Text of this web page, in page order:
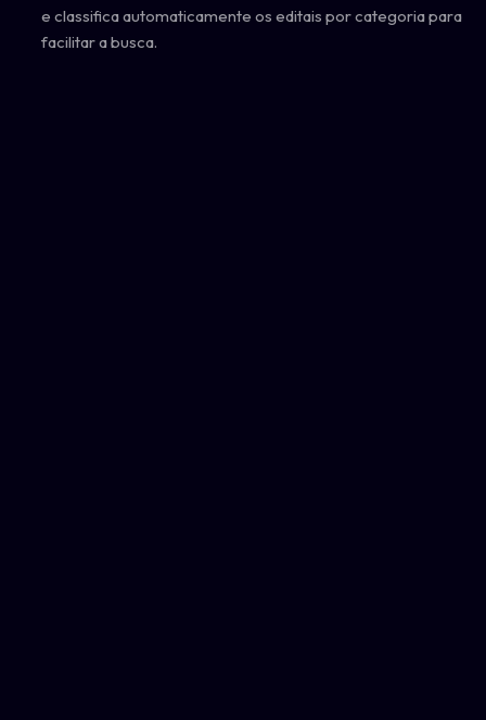
e classifica automaticamente os editais por categoria para
facilitar a busca.